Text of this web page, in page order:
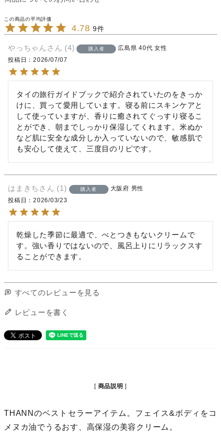
4.78 9
やっちゃん 4 購入者 広島県 40代 女性
投稿日
2026/07/07
タイの旅行ガイドブックで紹介されていたのをきっか
けに、買って愛用しています。寝る前にスキンケアと
して使っていますが、香りに癒されてぐっすり寝るこ
とができ、朝までしっかり保湿してくれます。米ぬか
など肌に安全な成分しか入っていないので、敏感肌で
も安心して使えて、三度目のリピです。
はまきち 1 購入者 大阪府 男性
投稿日
2026/03/23
乾燥した季節に最適で、べとつきもないクリームで
す。強い香りではないので、風呂上りにリラックスす
ることができます。
すべてのレビューを見る
レビューを書く
商品説明
THANNのベストセラーアイテム。フェイス&ボディをコ
メヌカ油でうるおす、高保湿の美容クリーム。